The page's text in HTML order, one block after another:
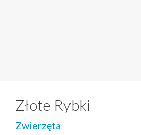
Złote Rybki
Zwierzęta